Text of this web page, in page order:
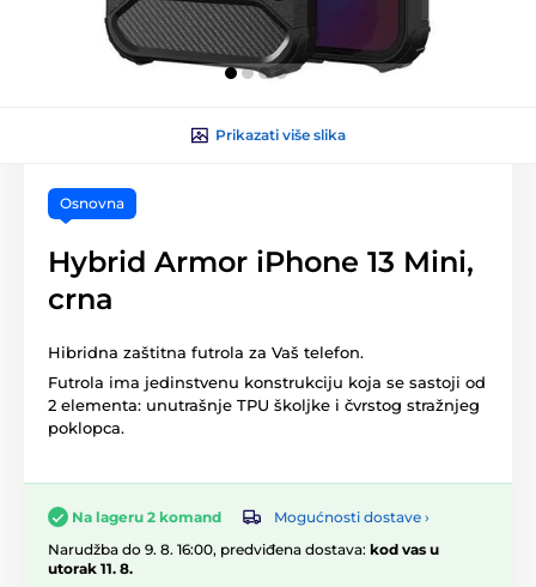
Prikazati više slika
Osnovna
Hybrid Armor iPhone 13 Mini,
crna
Hibridna zaštitna futrola za Vaš telefon.
Futrola ima jedinstvenu konstrukciju koja se sastoji od
2 elementa: unutrašnje TPU školjke i čvrstog stražnjeg
poklopca.
Na lageru 2 komand
Mogućnosti dostave ›
Narudžba do 9. 8. 16:00, predviđena dostava: kod vas u
utorak 11. 8.